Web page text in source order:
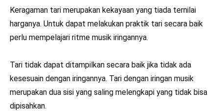
Keragaman tari merupakan kekayaan yang tiada ternilai
harganya. Untuk dapat melakukan praktik tari secara baik
perlu mempelajari ritme musik iringannya.
Tari tidak dapat ditampilkan secara baik jika tidak ada
kesesuain dengan iringannya. Tari dengan iringan musik
merupakan dua sisi yang saling melengkapi yang tidak bisa
dipisahkan.